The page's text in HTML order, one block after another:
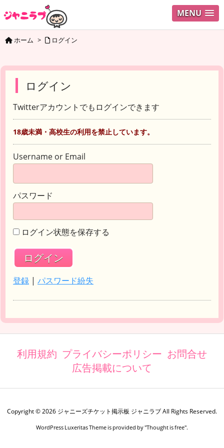
MENU
ホーム > ログイン
ログイン
Twitterアカウントでもログインできます
18歳未満・高校生の利用を禁止しています。
Username or Email
パスワード
ログイン状態を保存する
登録 | パスワード紛失
利用規約 プライバシーポリシー お問合せ
広告掲載について
Copyright ©2026 ジャニーズチケット掲示板 ジャニラブAll Rights Reserved.
WordPress Luxeritas Theme is provided by "Thought is free".